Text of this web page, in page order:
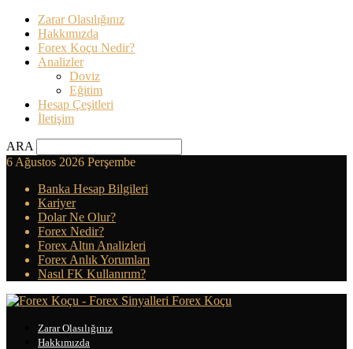
Zarar Olasılığınız
Hakkımızda
Forex Koçu Nedir?
Analizler
Doviz
Eğitim
Hesap Çeşitleri
İletişim
ARA
6 Ağustos 2026 Perşembe
Banka Hesap Bilgileri
Kariyer
Dolar Ne Olur?
Forex Nedir?
Forex Altın Analizleri
Forex Anlık Yorumları
Nasıl FK Kullanırım?
Forex Koçu
Zarar Olasılığınız
Hakkımızda